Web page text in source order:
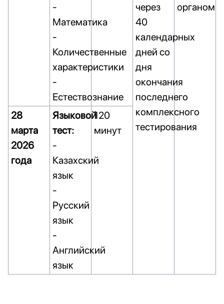
-
Математика
-
Количественные
характеристики
-
Естествознание
через
40
календарных
дней со
дня
окончания
последнего
комплексного
тестирования
органом
28
марта
2026
года
Языковой
тест:
-
Казахский
язык
-
Русский
язык
-
Английский
язык
120
минут